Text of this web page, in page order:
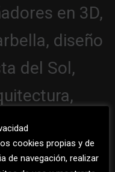
cookies propias y de
de navegación, realizar